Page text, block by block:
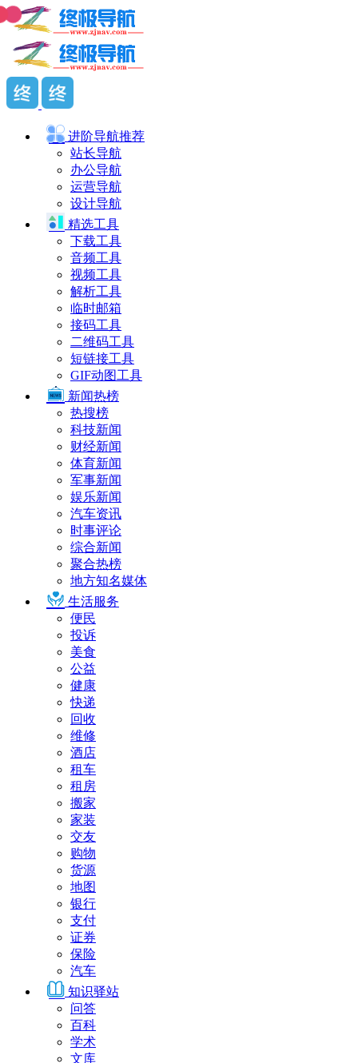
进阶导航推荐
站长导航
办公导航
运营导航
设计导航
精选工具
下载工具
音频工具
视频工具
解析工具
临时邮箱
接码工具
二维码工具
短链接工具
GIF动图工具
新闻热榜
热搜榜
科技新闻
财经新闻
体育新闻
军事新闻
娱乐新闻
汽车资讯
时事评论
综合新闻
聚合热榜
地方知名媒体
生活服务
便民
投诉
美食
公益
健康
快递
回收
维修
酒店
租车
租房
搬家
家装
交友
购物
货源
地图
银行
支付
证券
保险
汽车
知识驿站
问答
百科
学术
文库